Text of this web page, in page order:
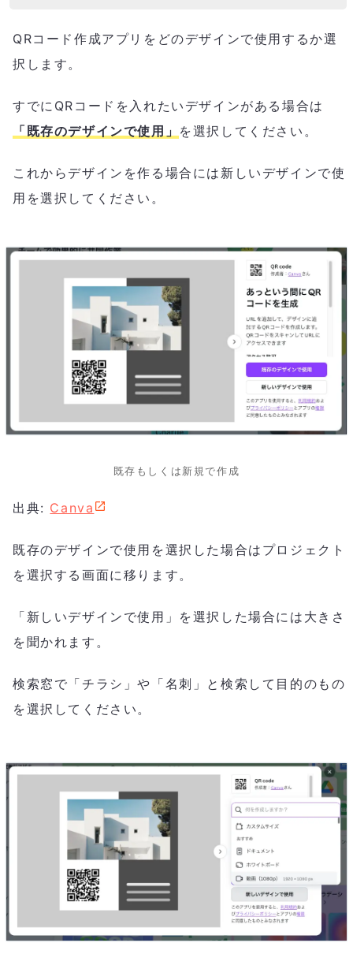
QRコード作成アプリをどのデザインで使用するか選
択します。
すでにQRコードを入れたいデザインがある場合は
「既存のデザインで使用」 を選択してください。
これからデザインを作る場合には新しいデザインで使
用を選択してください。
既存もしくは新規で作成
出典: Canva
既存のデザインで使用を選択した場合はプロジェクト
を選択する画面に移ります。
「新しいデザインで使用」を選択した場合には大きさ
を聞かれます。
検索窓で「チラシ」や「名刺」と検索して目的のもの
を選択してください。